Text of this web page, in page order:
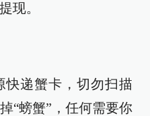
现。
快递蟹卡，切勿扫描
“螃蟹”，任何需要你